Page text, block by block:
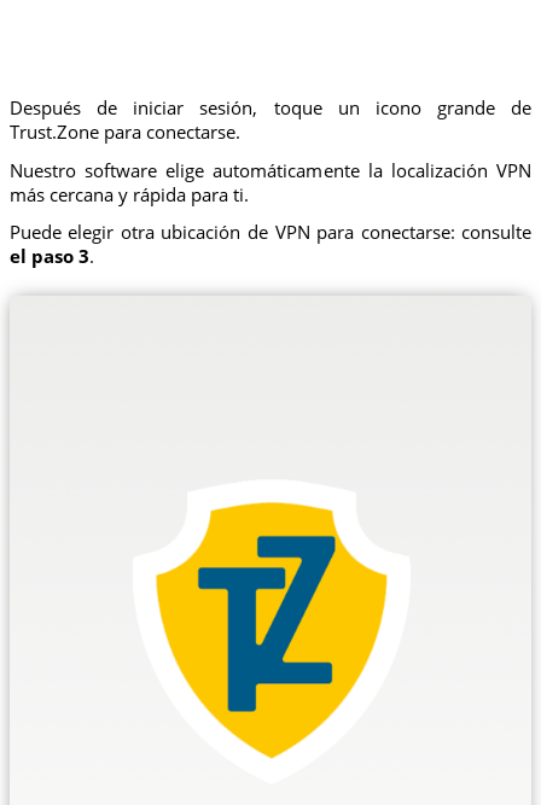
Después de iniciar sesión, toque un icono grande de
Trust.Zone para conectarse.
Nuestro software elige automáticamente la localización VPN
más cercana y rápida para ti.
Puede elegir otra ubicación de VPN para conectarse: consulte
el paso 3.